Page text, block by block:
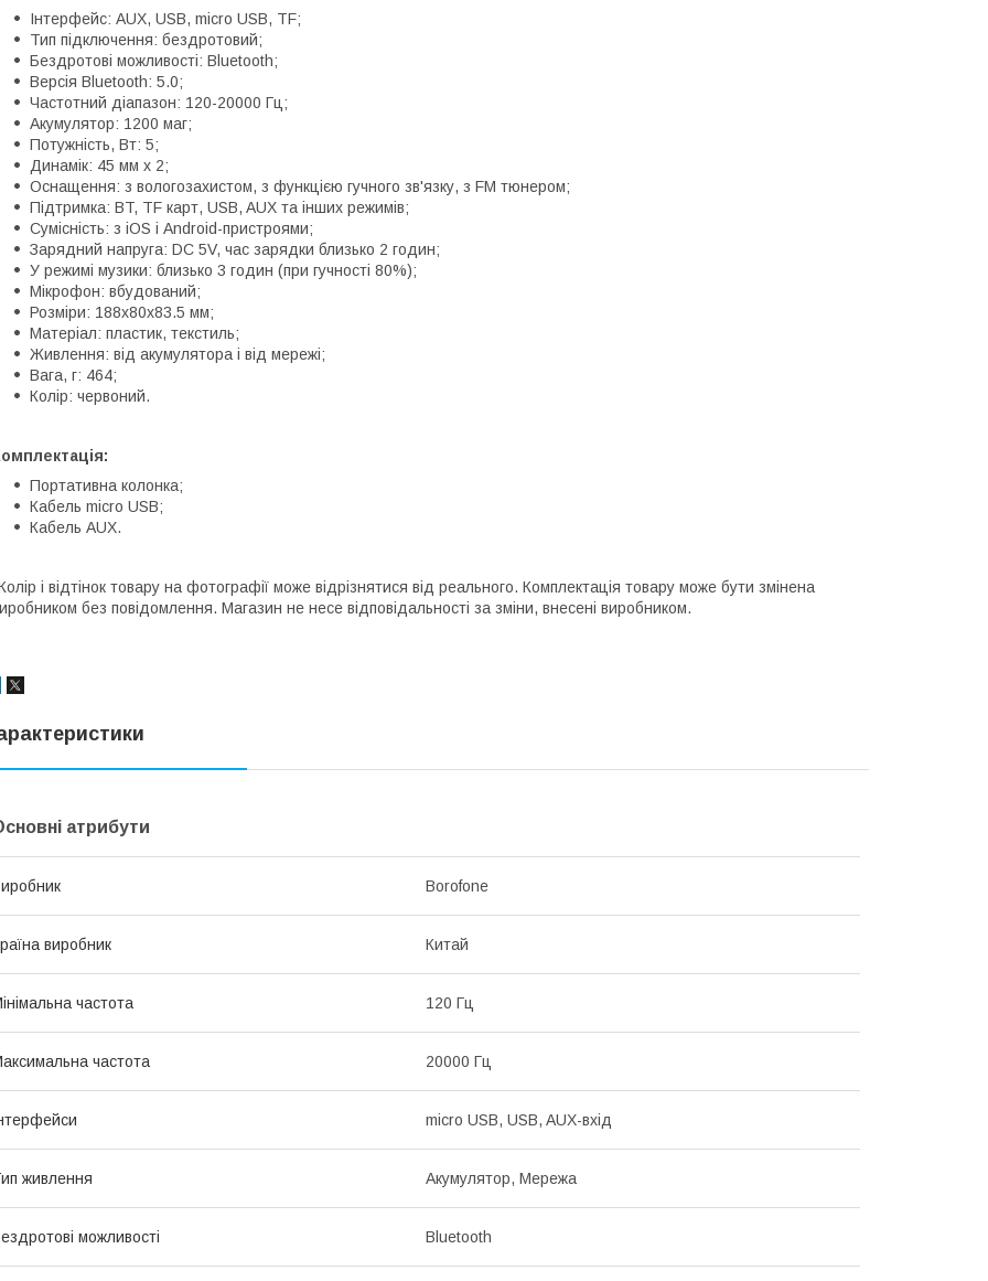
Інтерфейс: AUX, USB, micro USB, TF;
Тип підключення: бездротовий;
Бездротові можливості: Bluetooth;
Версія Bluetooth: 5.0;
Частотний діапазон: 120-20000 Гц;
Акумулятор: 1200 маг;
Потужність, Вт: 5;
Динамік: 45 мм х 2;
Оснащення: з вологозахистом, з функцією гучного зв'язку, з FM тюнером;
Підтримка: BT, TF карт, USB, AUX та інших режимів;
Сумісність: з iOS і Android-пристроями;
Зарядний напруга: DC 5V, час зарядки близько 2 годин;
У режимі музики: близько 3 годин (при гучності 80%);
Мікрофон: вбудований;
Розміри: 188х80х83.5 мм;
Матеріал: пластик, текстиль;
Живлення: від акумулятора і від мережі;
Вага, г: 464;
Колір: червоний.
Портативна колонка;
Кабель micro USB;
Кабель AUX.
і відтінок товару на фотографії може відрізнятися від реального. Комплектація товару може бути змінена
без повідомлення. Магазин не несе відповідальності за зміни, внесені виробником.
атрибути
Borofone
виробник Китай
частота 120 Гц
частота 20000 Гц
micro USB, USB, AUX-вхід
живлення Акумулятор, Мережа
можливості Bluetooth